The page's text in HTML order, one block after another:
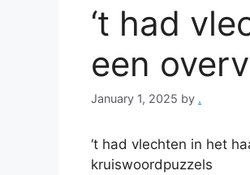
‘t had
een
January 1, 2025 by .
‘t had vlechten in het
kruiswoordpuzzels